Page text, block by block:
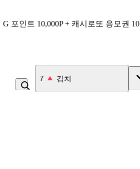
G 포인트 10,000P + 캐시로또 응모권
7 김치